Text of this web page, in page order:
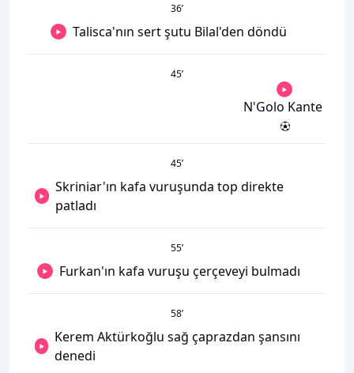
36’
Talisca'nın sert şutu Bilal'den döndü
45’
N'Golo Kante
45’
Skriniar'ın kafa vuruşunda top direkte
patladı
55’
Furkan'ın kafa vuruşu çerçeveyi bulmadı
58’
Kerem Aktürkoğlu sağ çaprazdan şansını
denedi